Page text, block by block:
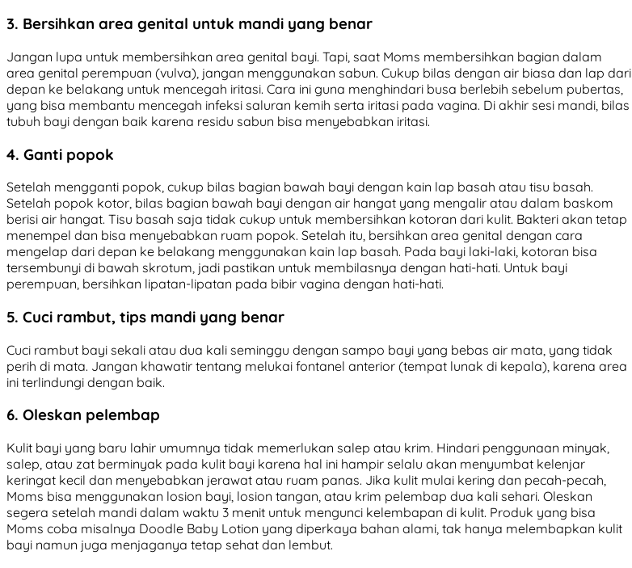
3. Bersihkan area genital untuk mandi yang benar
Jangan lupa untuk membersihkan area genital bayi. Tapi, saat Moms membersihkan bagian dalam
area genital perempuan (vulva), jangan menggunakan sabun. Cukup bilas dengan air biasa dan lap dari
depan ke belakang untuk mencegah iritasi. Cara ini guna menghindari busa berlebih sebelum pubertas,
yang bisa membantu mencegah infeksi saluran kemih serta iritasi pada vagina. Di akhir sesi mandi, bilas
tubuh bayi dengan baik karena residu sabun bisa menyebabkan iritasi.
4. Ganti popok
Setelah mengganti popok, cukup bilas bagian bawah bayi dengan kain lap basah atau tisu basah.
Setelah popok kotor, bilas bagian bawah bayi dengan air hangat yang mengalir atau dalam baskom
berisi air hangat. Tisu basah saja tidak cukup untuk membersihkan kotoran dari kulit. Bakteri akan tetap
menempel dan bisa menyebabkan ruam popok. Setelah itu, bersihkan area genital dengan cara
mengelap dari depan ke belakang menggunakan kain lap basah. Pada bayi laki-laki, kotoran bisa
tersembunyi di bawah skrotum, jadi pastikan untuk membilasnya dengan hati-hati. Untuk bayi
perempuan, bersihkan lipatan-lipatan pada bibir vagina dengan hati-hati.
5. Cuci rambut, tips mandi yang benar
Cuci rambut bayi sekali atau dua kali seminggu dengan sampo bayi yang bebas air mata, yang tidak
perih di mata. Jangan khawatir tentang melukai fontanel anterior (tempat lunak di kepala), karena area
ini terlindungi dengan baik.
6. Oleskan pelembap
Kulit bayi yang baru lahir umumnya tidak memerlukan salep atau krim. Hindari penggunaan minyak,
salep, atau zat berminyak pada kulit bayi karena hal ini hampir selalu akan menyumbat kelenjar
keringat kecil dan menyebabkan jerawat atau ruam panas. Jika kulit mulai kering dan pecah-pecah,
Moms bisa menggunakan losion bayi, losion tangan, atau krim pelembap dua kali sehari. Oleskan
segera setelah mandi dalam waktu 3 menit untuk mengunci kelembapan di kulit. Produk yang bisa
Moms coba misalnya Doodle Baby Lotion yang diperkaya bahan alami, tak hanya melembapkan kulit
bayi namun juga menjaganya tetap sehat dan lembut.